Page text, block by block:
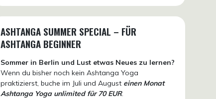
ASHTANGA SUMMER SPECIAL – FÜR
ASHTANGA BEGINNER
Sommer in Berlin und Lust etwas Neues zu lernen?
Wenn du bisher noch kein Ashtanga Yoga
praktizierst, buche im Juli und August einen Monat
Ashtanga Yoga unlimited für 70 EUR.